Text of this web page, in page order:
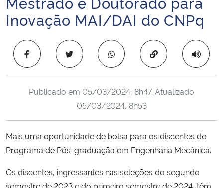
Ministério da Educação
Ministério da Cidadania
Ministério da Saúde
Ministério de Minas e Energia
Ministério da Ciência, Tecnologia, Inovações e Comunicações
Ministério do Meio Ambiente
Ministério do Turismo
Inovação MAI/DAI do CNPq
Copiar para área
Publicado em 05/03/2024, 8h47. Atualizado
05/03/2024, 8h53
Mais uma oportunidade de bolsa para os discentes do
Programa de Pós-graduação em Engenharia Mecânica.
Os discentes, ingressantes nas seleções do segundo
semestre de 2023 e do primeiro semestre de 2024, têm